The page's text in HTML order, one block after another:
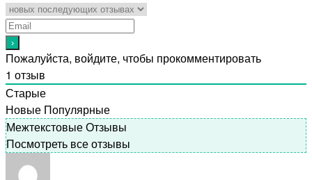
Пожалуйста, войдите, чтобы прокомментировать
1 отзыв
Старые
Новые Популярные
Межтекстовые Отзывы
Посмотреть все отзывы